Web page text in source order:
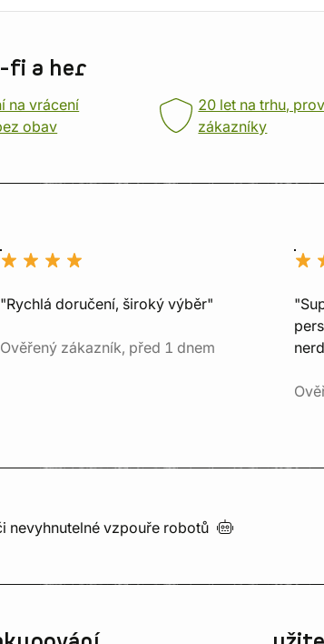
fi a her
na vrácení
obav
20 let na trhu,
zákazníky
"Rychlá doručení, široký výběr"
Ověřený zákazník, před 1 dnem
nevyhnutelné vzpouře robotů